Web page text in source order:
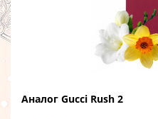
Аналог Gucci Rush 2